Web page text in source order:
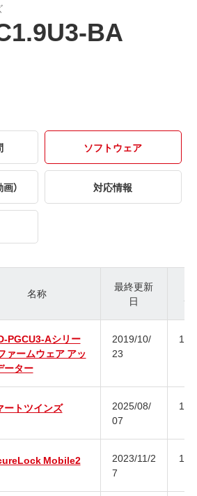
BA
ソフトウェア
） 対応情報
名称
最終更新
日
ジ
PGCU3-Aシリー
ァームウェア アッ
ーター
2019/10/
23
ートツインズ
2025/08/
07
Mobile2
2023/11/2
7
1.11